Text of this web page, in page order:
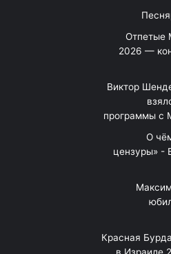
Отпетые
2026 —
Виктор
программы с
«О
цензуры» -
Красная
в Израиле